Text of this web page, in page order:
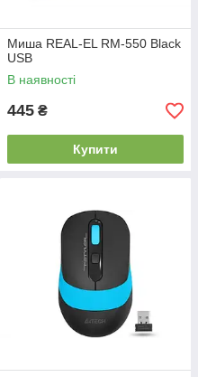
Миша REAL-EL RM-550 Black
USB
В наявності
445 ₴
Купити